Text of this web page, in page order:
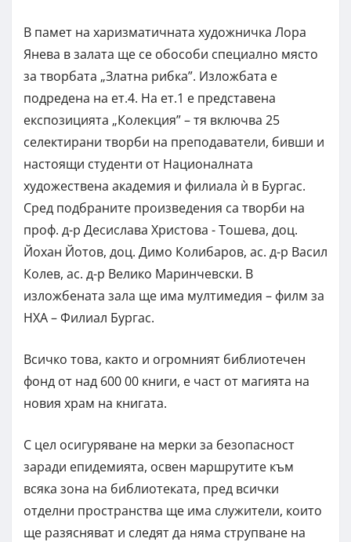
В памет на харизматичната художничка Лора
Янева в залата ще се обособи специално място
за творбата „Златна рибка”. Изложбата е
подредена на ет.4. На ет.1 е представена
експозицията „Колекция” – тя включва 25
селектирани творби на преподаватели, бивши и
настоящи студенти от Националната
художествена академия и филиала ѝ в Бургас.
Сред подбраните произведения са творби на
проф. д-р Десислава Христова - Тошева, доц.
Йохан Йотов, доц. Димо Колибаров, ас. д-р Васил
Колев, ас. д-р Велико Маринчевски. В
изложбената зала ще има мултимедия – филм за
НХА – Филиал Бургас.
Всичко това, както и огромният библиотечен
фонд от над 600 00 книги, е част от магията на
новия храм на книгата.
С цел осигуряване на мерки за безопасност
заради епидемията, освен маршрутите към
всяка зона на библиотеката, пред всички
отделни пространства ще има служители, които
ще разясняват и следят да няма струпване на